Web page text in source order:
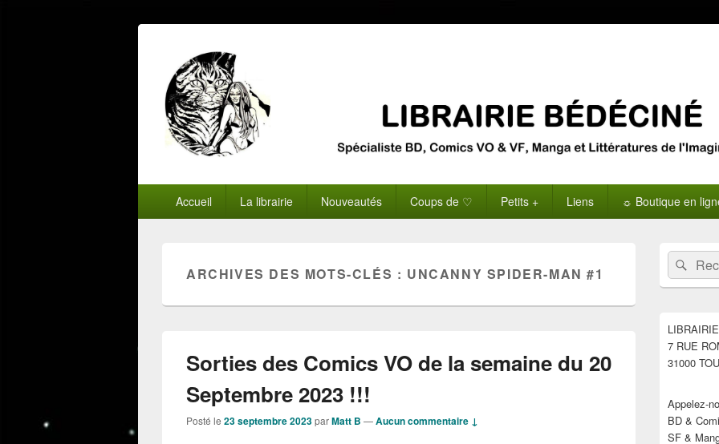
principalAccueil La librairie Nouveautés Coups de ♡ Petits + Liens ☼ Boutique en
ARCHIVES DES MOTS-CLÉS : UNCANNY SPIDER-MAN #1
Sorties des Comics VO de la semaine du 20
Septembre 2023 !!!
Posté le 23 septembre 2023parMatt B —Aucun commentaire ↓
Zone
principale
de
widget
barre
latérale
Recherche
7 RUE
31000
Appelez-
BD &
SF &